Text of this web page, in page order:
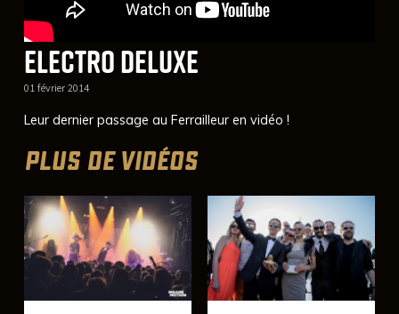
Electro Deluxe
01 février 2014
Leur dernier passage au Ferrailleur en vidéo !
PLUS DE VIDÉOS